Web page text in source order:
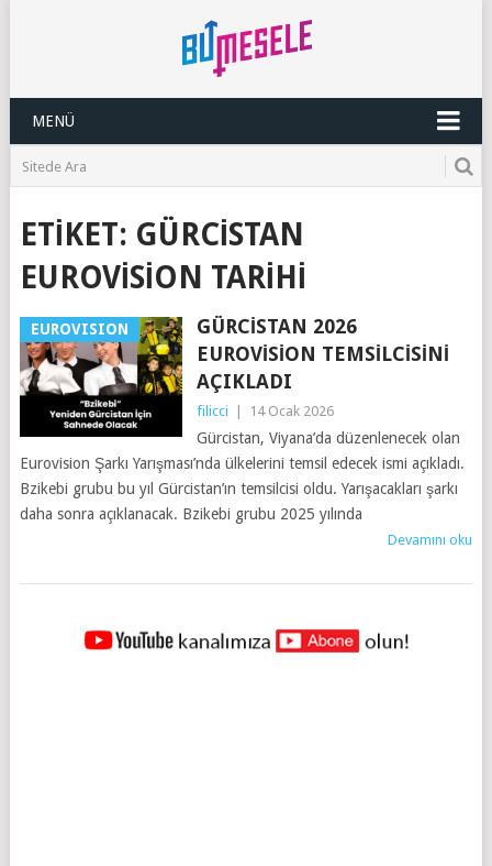
MENÜ
ETIKET: GÜRCISTAN
EUROVISION TARIHI
EUROVISION
GÜRCISTAN 2026
EUROVISION TEMSILCISINI
AÇIKLADI
filicci 14 Ocak 2026
Gürcistan, Viyana’da düzenlenecek olan
Eurovision Şarkı Yarışması’nda ülkelerini temsil edecek ismi açıkladı.
Bzikebi grubu bu yıl Gürcistan’ın temsilcisi oldu. Yarışacakları şarkı
daha sonra açıklanacak. Bzikebi grubu 2025 yılında
Devamını oku
YAZILAR